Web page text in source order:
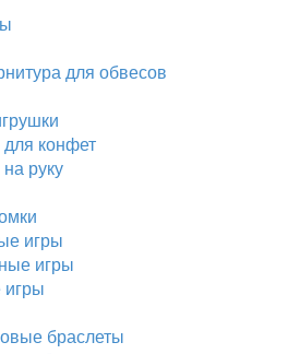
для обвесов
конфет
руку
игры
игры
браслеты